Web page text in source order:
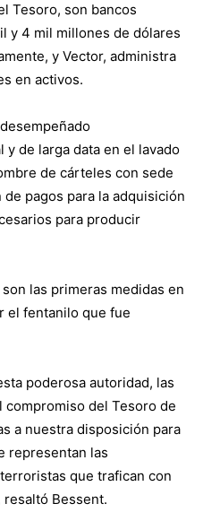
Tesoro, son bancos
y 4 mil millones de dólares
y Vector, administra
en activos.
de larga data en el lavado
de cárteles con sede
pagos para la adquisición
para producir
las primeras medidas en
el fentanilo que fue
poderosa autoridad, las
del Tesoro de
a nuestra disposición para
representan las
que trafican con
Bessent.